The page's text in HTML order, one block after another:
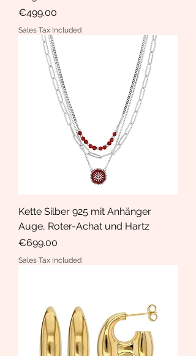
Price
€499.00
Sales Tax Included
Kette Silber 925 mit Anhänger
Auge, Roter-Achat und Hartz
Price
€699.00
Sales Tax Included